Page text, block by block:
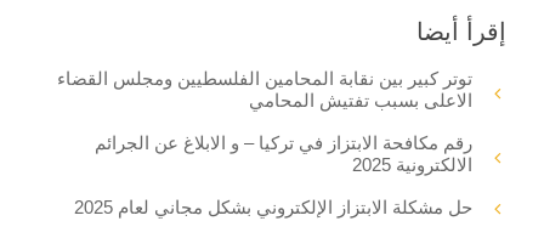
إقرأ أيضا
توتر كبير بين نقابة المحامين الفلسطيين ومجلس القضاء
الاعلى بسبب تفتيش المحامي
رقم مكافحة الابتزاز في تركيا – و الابلاغ عن الجرائم
الالكترونية 2025
حل مشكلة الابتزاز الإلكتروني بشكل مجاني لعام 2025